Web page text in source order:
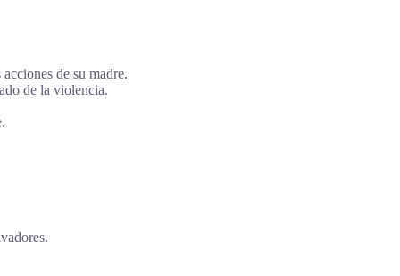
de su madre.
de la violencia.